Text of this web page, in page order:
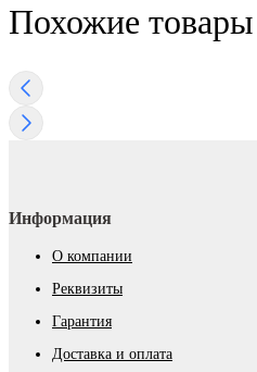
Похожие товары
Информация
О компании
Реквизиты
Гарантия
Доставка и оплата